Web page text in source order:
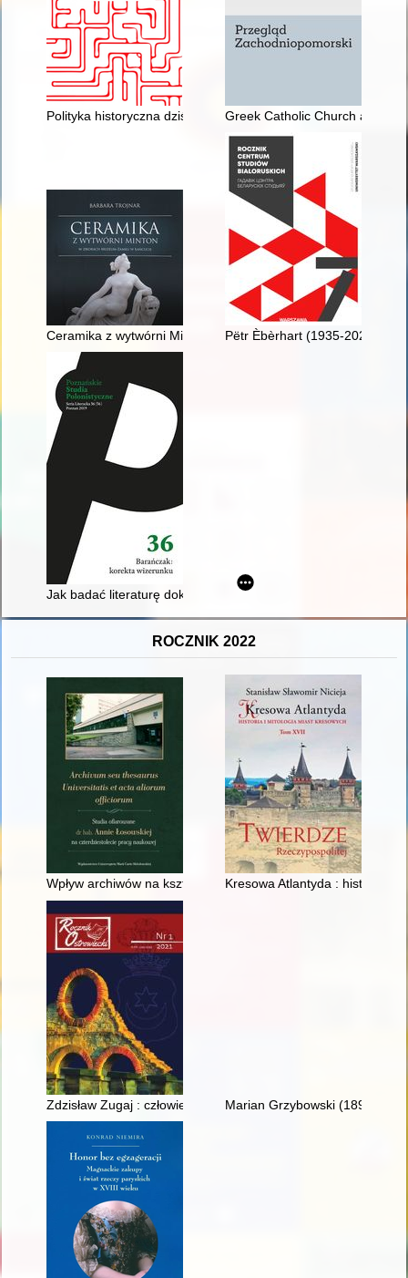
Polityka historyczna dziś i jutro - próba konceptualizacji i
Greek Catholic Church and its
Ceramika z wytwórni Minton w zbiorach Muzeum-Zamku w
Pëtr Èbèrhart (1935-2020)
Jak badać literaturę dokumentu osobistego, czyli Bliskie
ROCZNIK 2022
Wpływ archiwów na kształcenie archiwistów na
Kresowa Atlantyda : historia i
Zdzisław Zugaj : człowiek "Solidarności"Marian Grzybowski (1895-